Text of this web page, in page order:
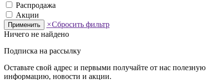
Распродажа
Акции
Применить ×Сбросить фильтр
Ничего не найдено
Подписка на рассылку
Оставьте свой адрес и первыми получайте от нас полезную
информацию, новости и акции.